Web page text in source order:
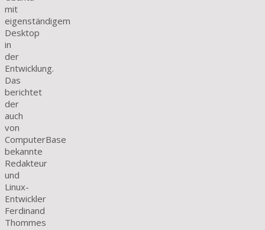
mit
eigenständigem
Desktop
in
der
Entwicklung.
Das
berichtet
der
auch
von
ComputerBase
bekannte
Redakteur
und
Linux-
Entwickler
Ferdinand
Thommes